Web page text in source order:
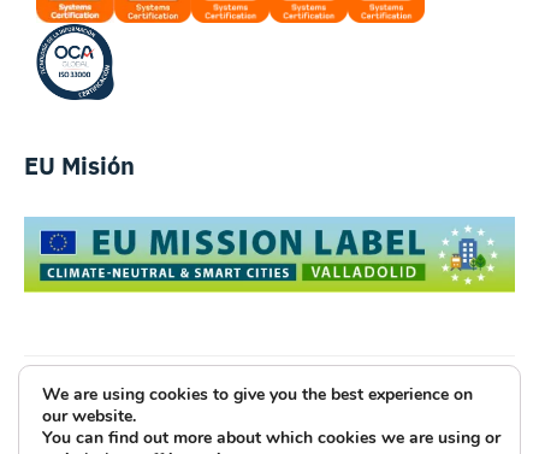
EU Misión
Luce Innovative Technologies
We are using cookies to give you the best experience on
our website.
You can find out more about which cookies we are using or